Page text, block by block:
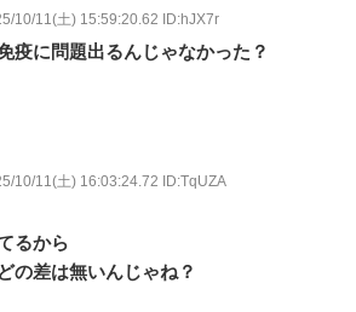
10/11(土) 15:59:20.62 ID:hJX7r
疫に問題出るんじゃなかった？
10/11(土) 16:03:24.72 ID:TqUZA
るから
の差は無いんじゃね？